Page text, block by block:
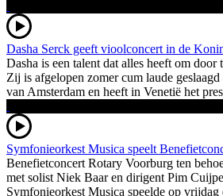
Dasha Serck geeft vioolconcert in de
Dasha is een talent dat alles heeft om door
Zij is afgelopen zomer cum laude
van Amsterdam en heeft in Venetië het
Symfonieorkest Musica speelt
Benefietconcert Rotary Voorburg ten
met solist Niek Baar en dirigent Pim
Symfonieorkest Musica speelde op vrijdag